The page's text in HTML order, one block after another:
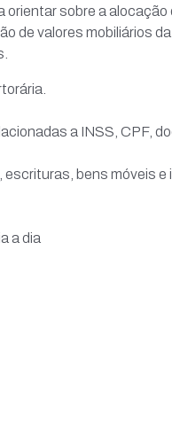
sobre a alocação
de valores mobiliários
a INSS, CPF,
bens móveis e
a dia